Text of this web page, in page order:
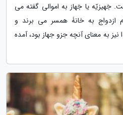
جَهیزیّه یا جَهاز به اموالی گفته می
ازدواج به خانۀ همسر می برند و
به معنای آنچه جزو جهاز بود، آمده